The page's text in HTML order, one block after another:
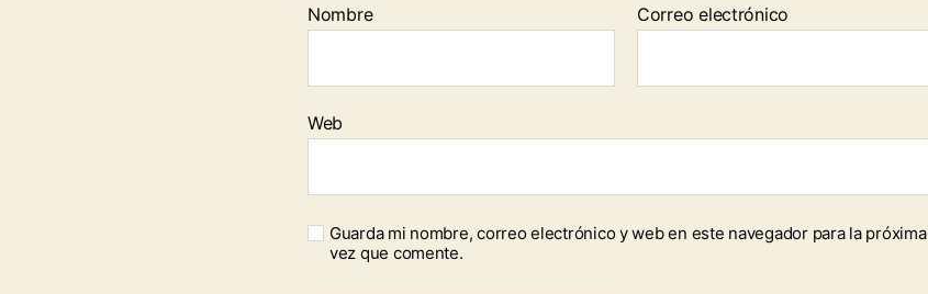
Nombre Correo electrónico
Web
Guarda mi nombre, correo electrónico y web en este navegador para la próxima
vez que comente.